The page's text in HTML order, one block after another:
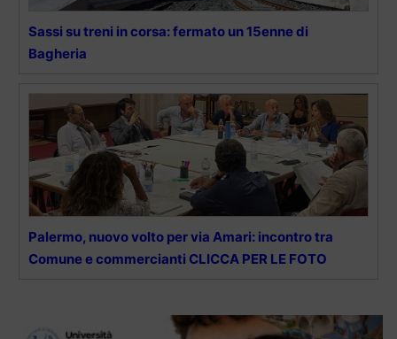
Sassi su treni in corsa: fermato un 15enne di
Bagheria
Palermo, nuovo volto per via Amari: incontro tra
Comune e commercianti CLICCA PER LE FOTO